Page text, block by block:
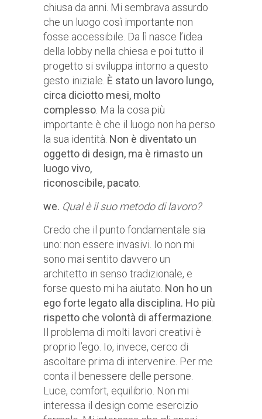
chiusa da anni. Mi sembrava assurdo
che un luogo così importante non
fosse accessibile. Da lì nasce l’idea
della lobby nella chiesa e poi tutto il
progetto si sviluppa intorno a questo
gesto iniziale. È stato un lavoro lungo,
circa diciotto mesi, molto
complesso . Ma la cosa più
importante è che il luogo non ha perso
la sua identità. Non è diventato un
oggetto di design, ma è rimasto un
luogo vivo,
riconoscibile, pacato
we. Qual è il suo metodo di lavoro?
Credo che il punto fondamentale sia
uno: non essere invasivi. Io non mi
sono mai sentito davvero un
architetto in senso tradizionale, e
forse questo mi ha aiutato. Non ho un
ego forte legato alla disciplina. Ho più
rispetto che volontà di affermazione
Il problema di molti lavori creativi è
proprio l’ego. Io, invece, cerco di
ascoltare prima di intervenire. Per me
conta il benessere delle persone.
Luce, comfort, equilibrio. Non mi
interessa il design come esercizio